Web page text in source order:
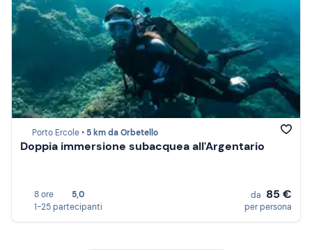
Porto Ercole • 5 km da Orbetello
Doppia immersione subacquea all'Argentario
8 ore
5,0
1-25 partecipanti
da 85 €
per persona